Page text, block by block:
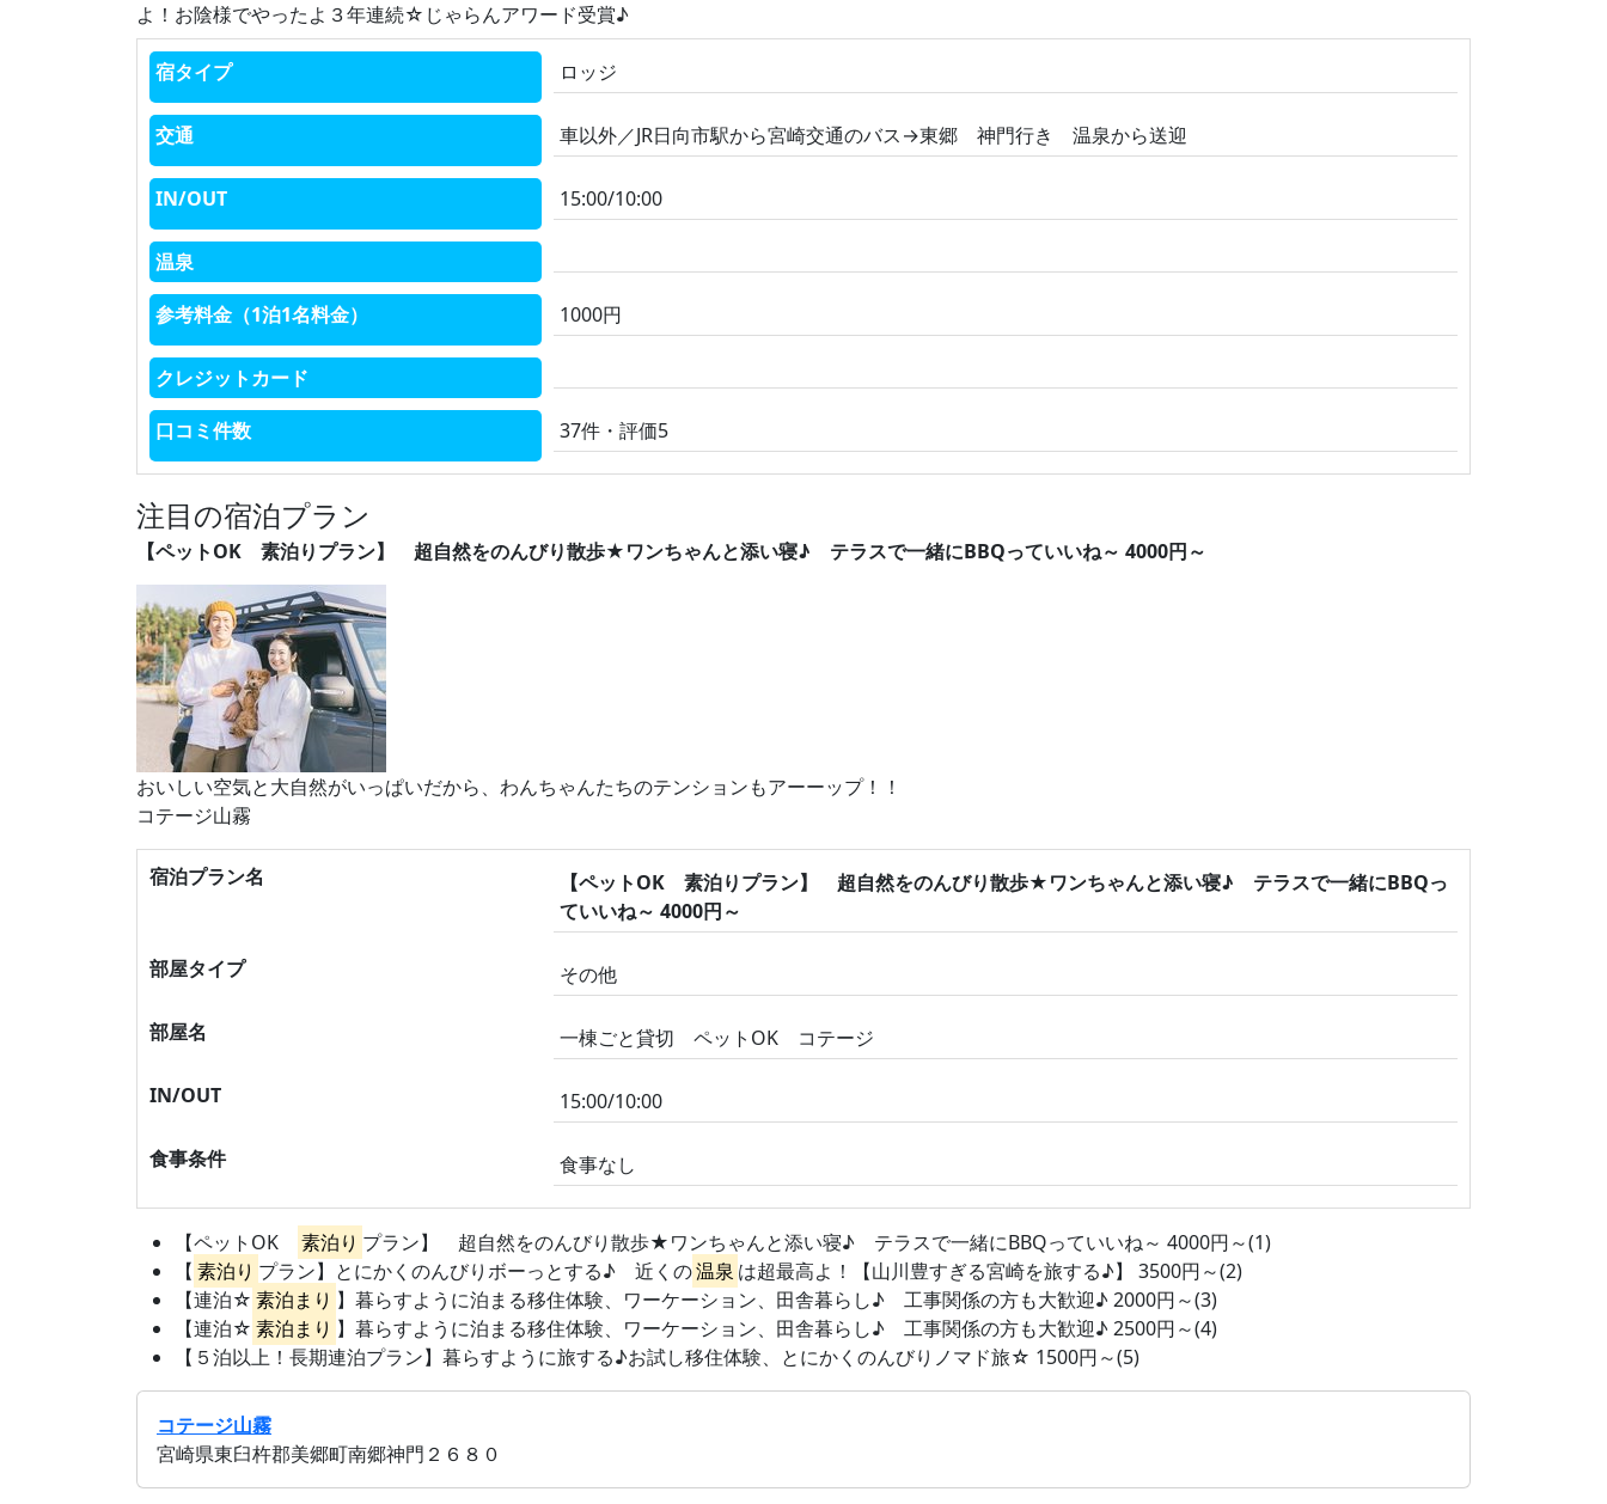
よ！お陰様でやったよ３年連続☆じゃらんアワード受賞♪
宿タイプ ロッジ
交通 車以外／JR日向市駅から宮崎交通のバス→東郷 神門行き 温泉から送迎
IN/OUT 15:00/10:00
温泉
参考料金（1泊1名料金）
1000円
クレジットカード
口コミ件数
37件・評価5
注目の宿泊プラン
【ペットOK 素泊りプラン】 超自然をのんびり散歩★ワンちゃんと添い寝♪ テラスで一緒にBBQっていいね～ 4000円～
おいしい空気と大自然がいっぱいだから、わんちゃんたちのテンションもアーーップ！！
コテージ山霧
宿泊プラン名
【ペットOK 素泊りプラン】 超自然をのんびり散歩★ワンちゃんと添い寝♪ テラスで一緒にBBQっ
ていいね～ 4000円～
部屋タイプ その他
部屋名 一棟ごと貸切 ペットOK コテージ
IN/OUT 15:00/10:00
食事条件 食事なし
【ペットOK 素泊り プラン】 超自然をのんびり散歩★ワンちゃんと添い寝♪ テラスで一緒にBBQっていいね～ 4000円～(1)
【 素泊り プラン】とにかくのんびりボーっとする♪ 近くの温泉 は超最高よ！【山川豊すぎる宮崎を旅する♪】 3500円～(2)
【連泊☆ 素泊まり 】暮らすように泊まる移住体験、ワーケーション、田舎暮らし♪ 工事関係の方も大歓迎♪ 2000円～(3)
【連泊☆ 素泊まり 】暮らすように泊まる移住体験、ワーケーション、田舎暮らし♪ 工事関係の方も大歓迎♪ 2500円～(4)
【５泊以上！長期連泊プラン】暮らすように旅する♪お試し移住体験、とにかくのんびりノマド旅☆ 1500円～(5)
コテージ山霧
宮崎県東臼杵郡美郷町南郷神門２６８０